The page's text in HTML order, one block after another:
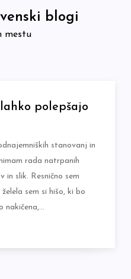
blogi
mestu
polepšajo
stanovanj in
rada natrpanih
in slik. Resnično sem
sem si hišo, ki bo
nakičena,…